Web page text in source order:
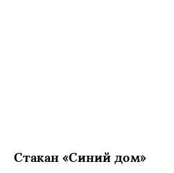
Стакан «Синий дом»